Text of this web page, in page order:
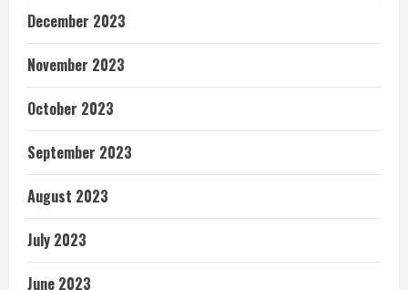
December 2023
November 2023
October 2023
September 2023
August 2023
July 2023
June 2023